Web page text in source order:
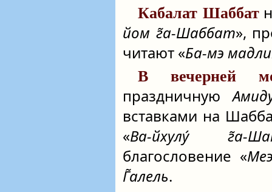
Кабалат Шаббат
йом г̃а-Шаббат»,
читают «Ба-мэ
В вечерней
праздничную
вставками на
«Ва-йхулу́ г̃а-
благословение «
Г̃алель.